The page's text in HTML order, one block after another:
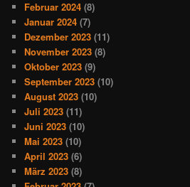
Februar 2024 (8)
Januar 2024 (7)
Dezember 2023 (11)
November 2023 (8)
Oktober 2023 (9)
September 2023 (10)
August 2023 (10)
Juli 2023 (11)
Juni 2023 (10)
Mai 2023 (10)
April 2023 (6)
März 2023 (8)